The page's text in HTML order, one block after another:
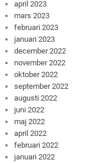
april 2023
mars 2023
februari 2023
januari 2023
december 2022
november 2022
oktober 2022
september 2022
augusti 2022
juni 2022
maj 2022
april 2022
februari 2022
januari 2022